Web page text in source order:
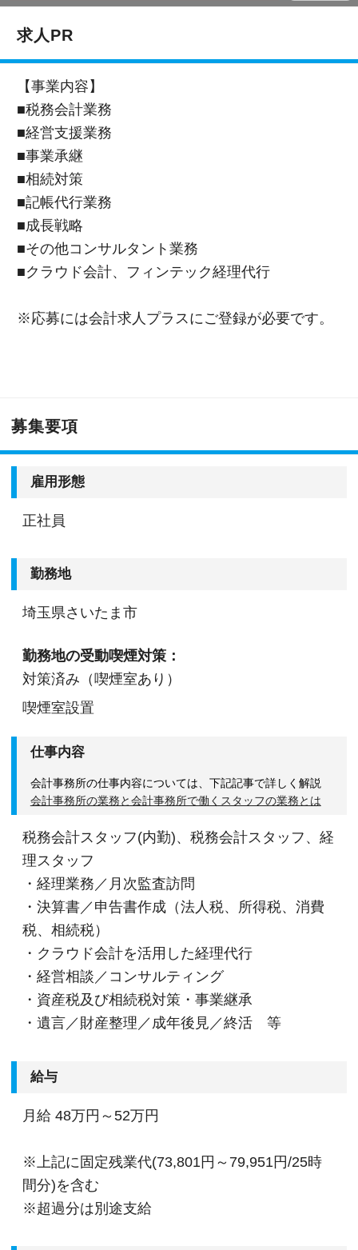
求人PR
【事業内容】
■税務会計業務
■経営支援業務
■事業承継
■相続対策
■記帳代行業務
■成長戦略
■その他コンサルタント業務
■クラウド会計、フィンテック経理代行
※応募には会計求人プラスにご登録が必要です。
募集要項
雇用形態
正社員
勤務地
埼玉県さいたま市
勤務地の受動喫煙対策：
対策済み（喫煙室あり）
喫煙室設置
仕事内容
会計事務所の仕事内容については、下記記事で詳しく解説
会計事務所の業務と会計事務所で働くスタッフの業務とは
税務会計スタッフ(内勤)、税務会計スタッフ、経
理スタッフ
・経理業務／月次監査訪問
・決算書／申告書作成（法人税、所得税、消費
税、相続税）
・クラウド会計を活用した経理代行
・経営相談／コンサルティング
・資産税及び相続税対策・事業継承
・遺言／財産整理／成年後見／終活 等
給与
月給 48万円～52万円
※上記に固定残業代(73,801円～79,951円/25時
間分)を含む
※超過分は別途支給